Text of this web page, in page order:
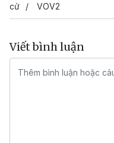
cử
VOV2
Viết bình luận